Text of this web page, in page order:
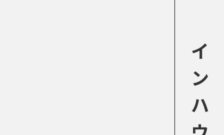
イ
ン
ハ